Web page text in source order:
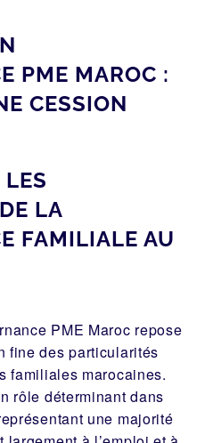
PME MAROC :
CESSION
LA
FAMILIALE AU
PME Maroc repose
fine des particularités
familiales marocaines.
rôle déterminant dans
une majorité